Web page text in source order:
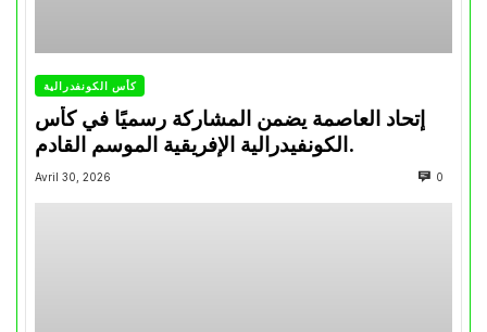
كأس الكونفدرالية
إتحاد العاصمة يضمن المشاركة رسميًا في كأس
الكونفيدرالية الإفريقية الموسم القادم.
Avril 30, 2026 0